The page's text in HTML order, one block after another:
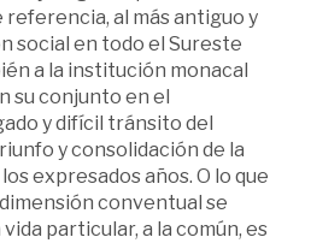
al más antiguo y
social en todo el Sureste
a la institución monacal
su conjunto en el
y difícil tránsito del
y consolidación de la
expresados años. O lo que
conventual se
particular, a la común, es